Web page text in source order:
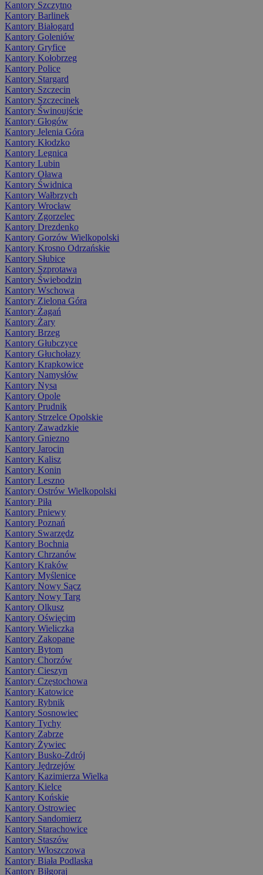
Kantory Szczytno
Kantory Barlinek
Kantory Białogard
Kantory Goleniów
Kantory Gryfice
Kantory Kołobrzeg
Kantory Police
Kantory Stargard
Kantory Szczecin
Kantory Szczecinek
Kantory Świnoujście
Kantory Głogów
Kantory Jelenia Góra
Kantory Kłodzko
Kantory Legnica
Kantory Lubin
Kantory Oława
Kantory Świdnica
Kantory Wałbrzych
Kantory Wrocław
Kantory Zgorzelec
Kantory Drezdenko
Kantory Gorzów Wielkopolski
Kantory Krosno Odrzańskie
Kantory Słubice
Kantory Szprotawa
Kantory Świebodzin
Kantory Wschowa
Kantory Zielona Góra
Kantory Żagań
Kantory Żary
Kantory Brzeg
Kantory Głubczyce
Kantory Głuchołazy
Kantory Krapkowice
Kantory Namysłów
Kantory Nysa
Kantory Opole
Kantory Prudnik
Kantory Strzelce Opolskie
Kantory Zawadzkie
Kantory Gniezno
Kantory Jarocin
Kantory Kalisz
Kantory Konin
Kantory Leszno
Kantory Ostrów Wielkopolski
Kantory Piła
Kantory Pniewy
Kantory Poznań
Kantory Swarzędz
Kantory Bochnia
Kantory Chrzanów
Kantory Kraków
Kantory Myślenice
Kantory Nowy Sącz
Kantory Nowy Targ
Kantory Olkusz
Kantory Oświęcim
Kantory Wieliczka
Kantory Zakopane
Kantory Bytom
Kantory Chorzów
Kantory Cieszyn
Kantory Częstochowa
Kantory Katowice
Kantory Rybnik
Kantory Sosnowiec
Kantory Tychy
Kantory Zabrze
Kantory Żywiec
Kantory Busko-Zdrój
Kantory Jędrzejów
Kantory Kazimierza Wielka
Kantory Kielce
Kantory Końskie
Kantory Ostrowiec
Kantory Sandomierz
Kantory Starachowice
Kantory Staszów
Kantory Włoszczowa
Kantory Biała Podlaska
Kantory Biłgoraj